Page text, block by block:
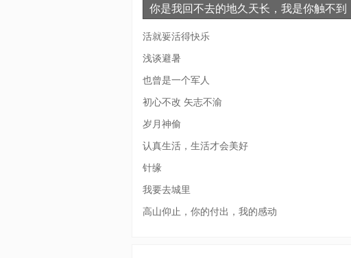
你是我回不去的地久天长，我是你触不到
的地老天荒
活就要活得快乐
浅谈避暑
也曾是一个军人
初心不改 矢志不渝
岁月神偷
认真生活，生活才会美好
针缘
我要去城里
高山仰止，你的付出，我的感动